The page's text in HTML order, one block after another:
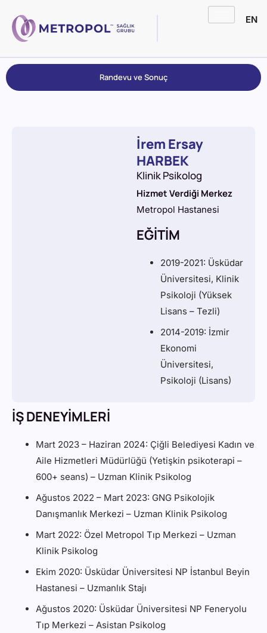
EN
Randevu ve Sonuç
İrem Ersay
HARBEK
Klinik Psikolog
Hizmet Verdiği Merkez
Metropol Hastanesi
EĞİTİM
2019-2021: Üsküdar
Üniversitesi, Klinik
Psikoloji (Yüksek
Lisans – Tezli)
2014-2019: İzmir
Ekonomi
Üniversitesi,
Psikoloji (Lisans)
İŞ DENEYİMLERİ
Mart 2023 – Haziran 2024: Çiğli Belediyesi Kadın ve
Aile Hizmetleri Müdürlüğü (Yetişkin psikoterapi –
600+ seans) – Uzman Klinik Psikolog
Ağustos 2022 – Mart 2023: GNG Psikolojik
Danışmanlık Merkezi – Uzman Klinik Psikolog
Mart 2022: Özel Metropol Tıp Merkezi – Uzman
Klinik Psikolog
Ekim 2020: Üsküdar Üniversitesi NP İstanbul Beyin
Hastanesi – Uzmanlık Stajı
Ağustos 2020: Üsküdar Üniversitesi NP Feneryolu
Tıp Merkezi – Asistan Psikolog